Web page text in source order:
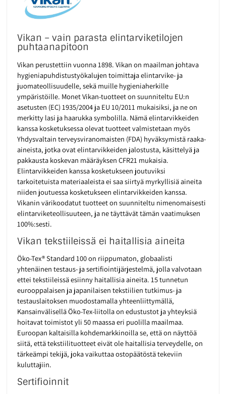
Vikan – vain parasta elintarviketilojen
puhtaanapitoon
Vikan perustettiin vuonna 1898. Vikan on maailman johtava
hygieniapuhdistustyökalujen toimittaja elintarvike- ja
juomateollisuudelle, sekä muille hygieniaherkille
ympäristöille. Monet Vikan-tuotteet on suunniteltu EU:n
asetusten (EC) 1935/2004 ja EU 10/2011 mukaisiksi, ja ne on
merkitty lasi ja haarukka symbolilla. Nämä elintarvikkeiden
kanssa kosketuksessa olevat tuotteet valmistetaan myös
Yhdysvaltain terveysviranomaisten (FDA) hyväksymistä raaka-
aineista, jotka ovat elintarvikkeiden jalostusta, käsittelyä ja
pakkausta koskevan määräyksen CFR21 mukaisia.
Elintarvikkeiden kanssa kosketukseen joutuviksi
tarkoitetuista materiaaleista ei saa siirtyä myrkyllisiä aineita
niiden joutuessa kosketukseen elintarvikkeiden kanssa.
Vikanin värikoodatut tuotteet on suunniteltu nimenomaisesti
elintarviketeollisuuteen, ja ne täyttävät tämän vaatimuksen
100%:sesti.
Vikan tekstiileissä ei haitallisia aineita
Öko-Tex® Standard 100 on riippumaton, globaalisti
yhtenäinen testaus- ja sertifiointijärjestelmä, jolla valvotaan
ettei tekstiileissä esiinny haitallisia aineita. 15 tunnetun
eurooppalaisen ja japanilaisen tekstiilien tutkimus- ja
testauslaitoksen muodostamalla yhteenliittymällä,
Kansainvälisellä Öko-Tex-liitolla on edustustot ja yhteyksiä
hoitavat toimistot yli 50 maassa eri puolilla maailmaa.
Euroopan kaltaisilla kohdemarkkinoilla se, että on näyttöä
siitä, että tekstiilituotteet eivät ole haitallisia terveydelle, on
tärkeämpi tekijä, joka vaikuttaa ostopäätöstä tekeviin
kuluttajiin.
Sertifioinnit